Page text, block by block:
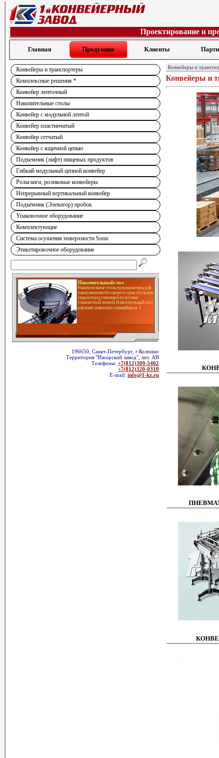
Проектирование и
Главная Продукция Клиенты
Конвейеры и транспортеры
Комплексные решения *
Конвейер ленточный
Накопительные столы
Конвейер с модульной лентой
Конвейер пластинчатый
Конвейер сетчатый
Конвейер с ящичной цепью
Подъемник (лифт) пищевых продуктов
Гибкий модульный цепной конвейер
Рольганги, роликовые конвейеры
Непрерывный вертикальный конвейер
Подъёмник (Элеватор) пробок
Упаковочное оборудование
Комплектующие
Система осушения поверхности Sonic
Этикетировочное оборудование
Накопительный стол
Накопительные столы предназначены для
накопления необходимого запаса бутылок
(тары) перед упаковкой их в блоки
упаковочной линией. Накопительный стол
работает совместно с конвейером
196650, Санкт-Петербург, г.Колпино
Территория "Ижорский завод", лит. АВ
Телефоны: +7(812)309-5402
+7(812)320-0310
E-mail: info@1-kz.ru
Конвейеры и
Конвейеры и